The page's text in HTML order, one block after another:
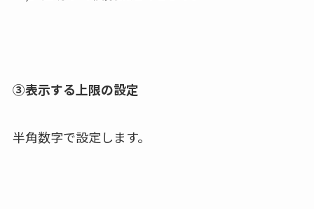
③表示する上限の設定
半角数字で設定します。